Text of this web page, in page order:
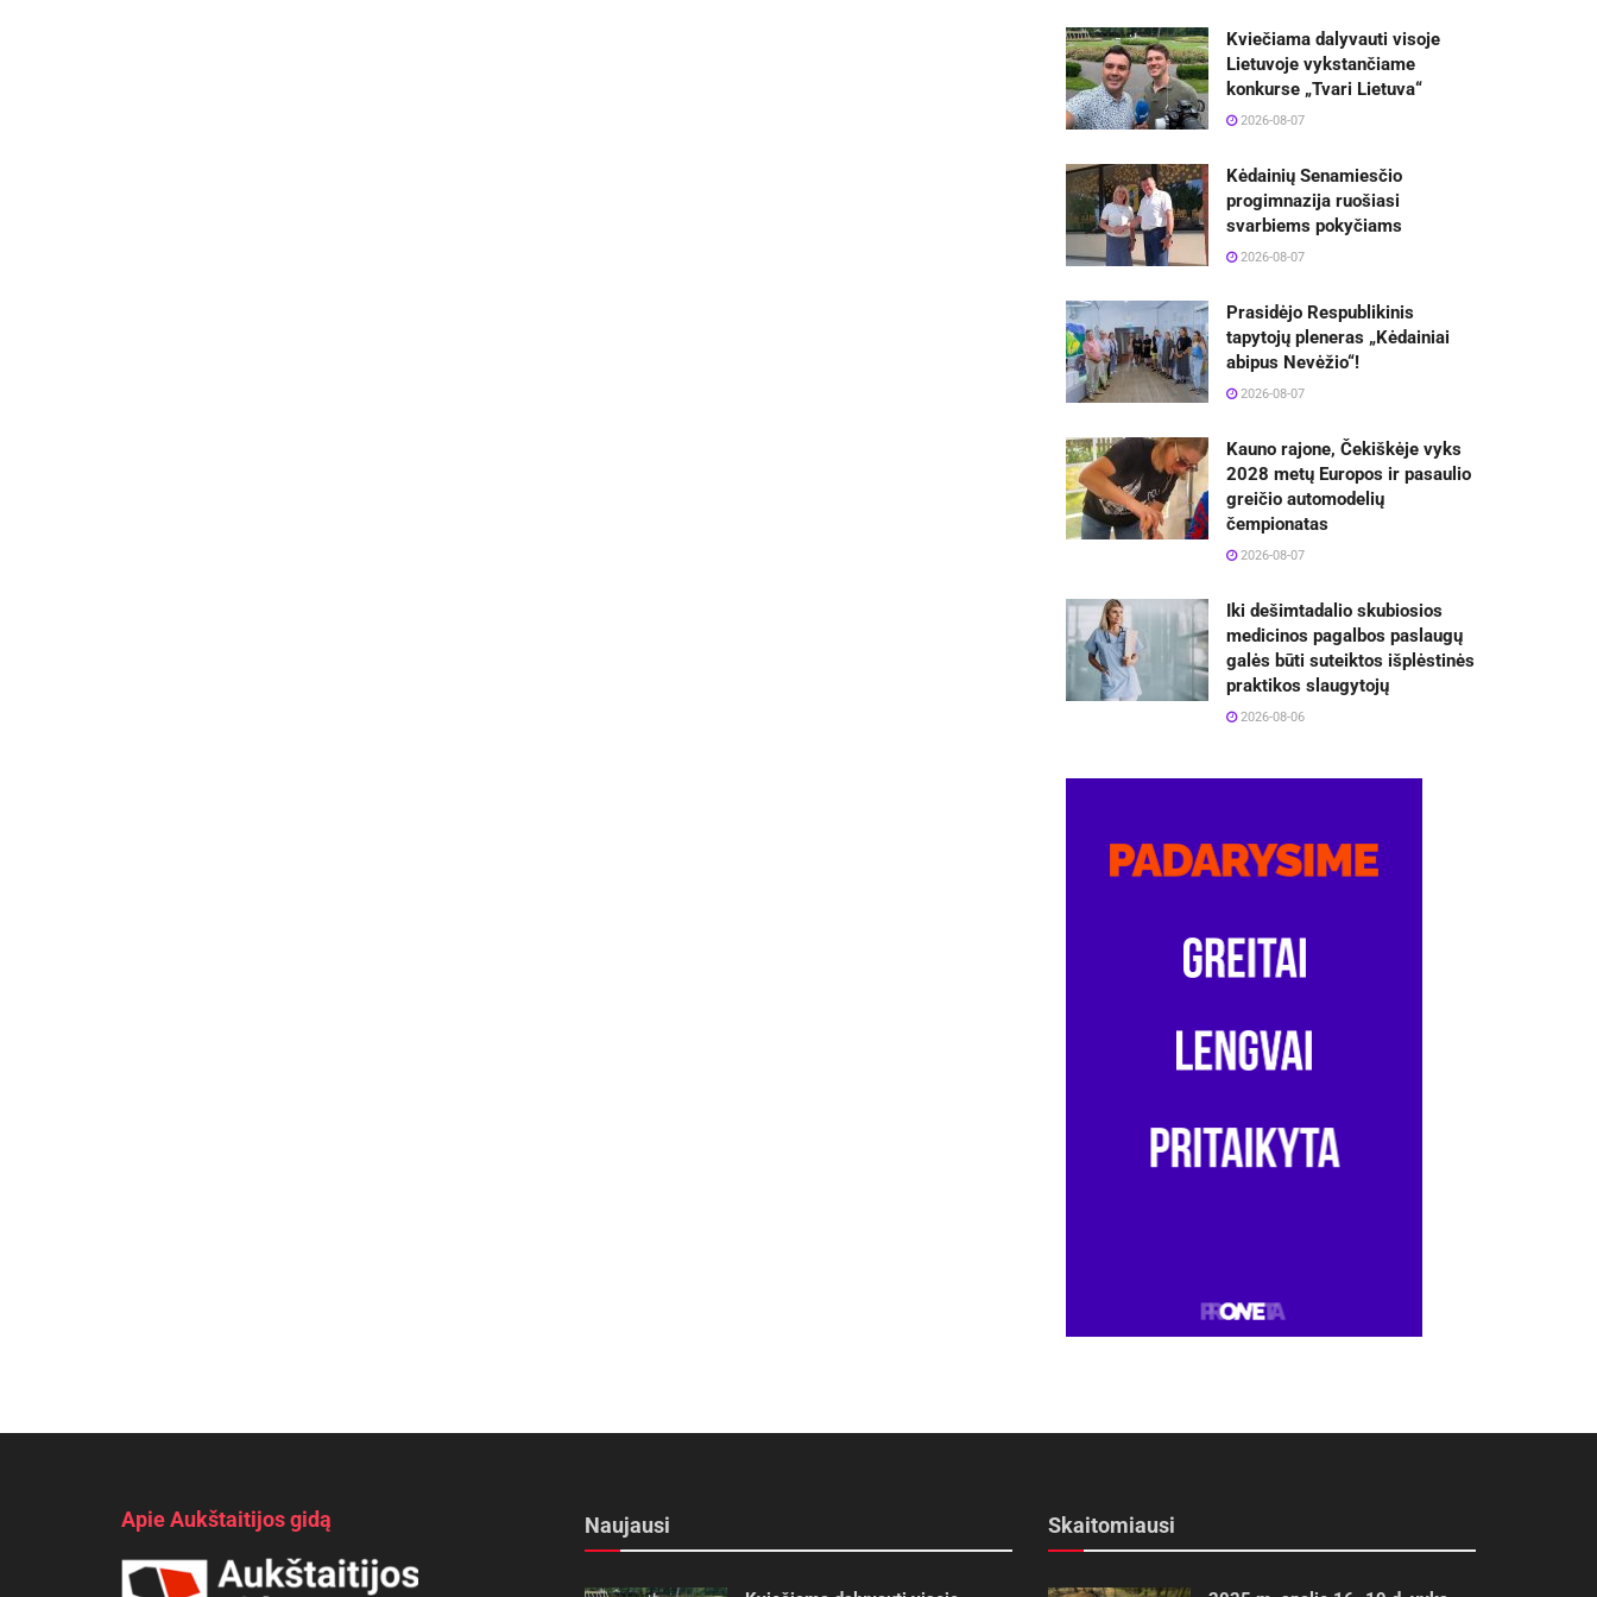
Kviečiama dalyvauti visoje
Lietuvoje vykstančiame
konkurse „Tvari Lietuva“
2026-08-07
Kėdainių Senamiesčio
progimnazija ruošiasi
svarbiems pokyčiams
2026-08-07
Prasidėjo Respublikinis
tapytojų pleneras „Kėdainiai
abipus Nevėžio“!
2026-08-07
Kauno rajone, Čekiškėje vyks
2028 metų Europos ir pasaulio
greičio automodelių
čempionatas
2026-08-07
Iki dešimtadalio skubiosios
medicinos pagalbos paslaugų
galės būti suteiktos išplėstinės
praktikos slaugytojų
2026-08-06
Apie Aukštaitijos gidą Naujausi Skaitomiausi